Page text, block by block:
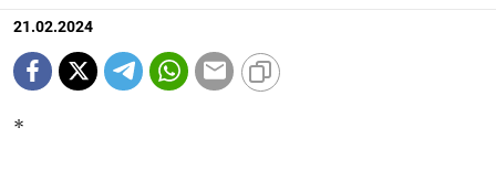
21.02.2024
*